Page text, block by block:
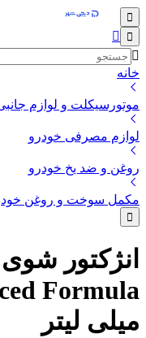
خانه
موتورسیکلت و لوازم
لوازم مصرفی خودرو
روغن و ضد یخ خودرو
مکمل سوخت و روغن
انژکتور
میلی لیتر